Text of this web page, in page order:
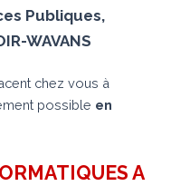
Publiques,
WAVANS
chez vous à
possible en
A